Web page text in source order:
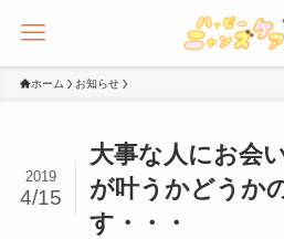
ホーム お知らせ
大事な人にお会
が叶うかどうか
す・・・
2019
4/15